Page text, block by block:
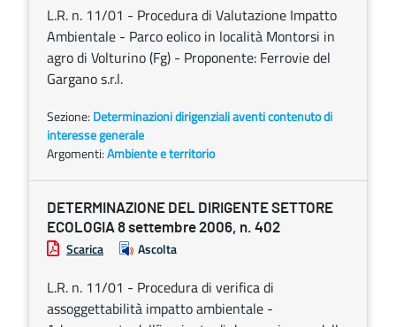
L.R. n. 11/01 - Procedura di Valutazione Impatto
Ambientale - Parco eolico in località Montorsi in
agro di Volturino (Fg) - Proponente: Ferrovie del
Gargano s.r.l.
Sezione: Determinazioni dirigenziali aventi contenuto di
interesse generale
Argomenti:Ambiente e territorio
DETERMINAZIONE DEL DIRIGENTE SETTORE
ECOLOGIA 8 settembre 2006, n. 402
Scarica Ascolta
L.R. n. 11/01 - Procedura di verifica di
assoggettabilità impatto ambientale -